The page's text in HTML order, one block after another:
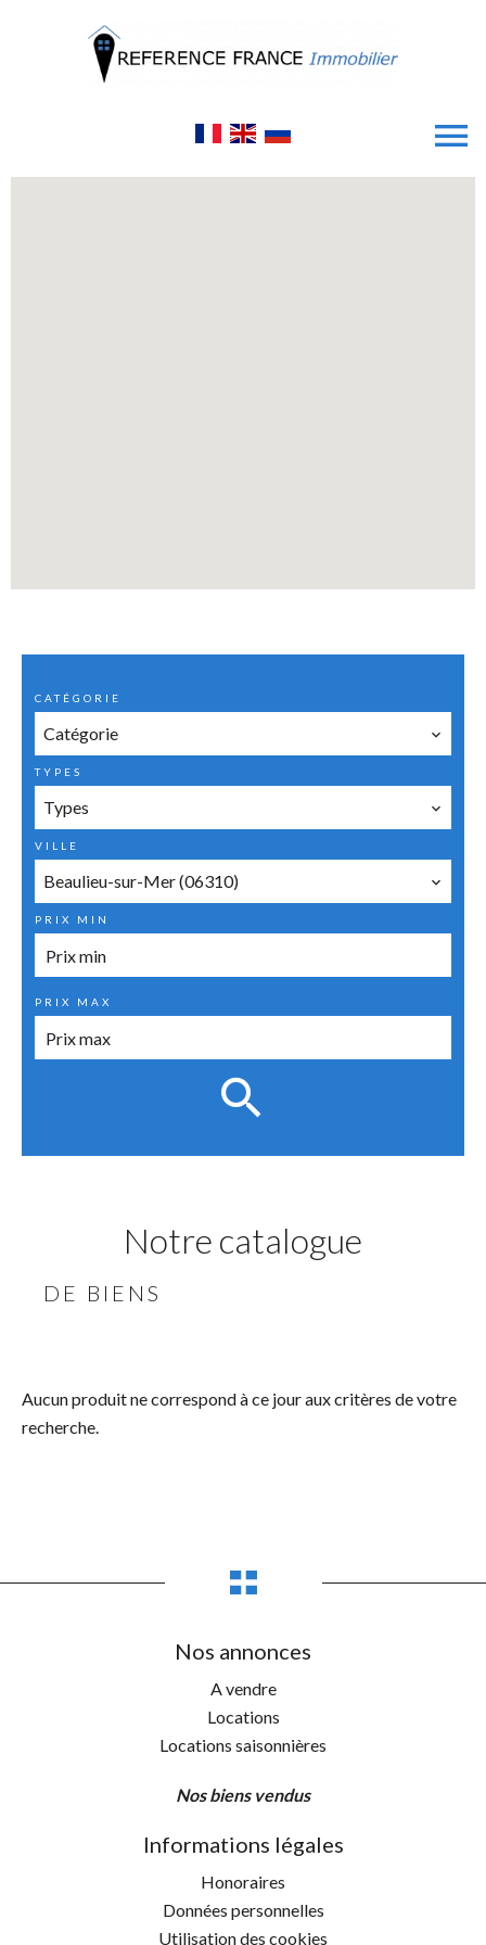
Notre catalogue
DE BIENS
Aucun produit ne correspond à ce jour aux critères de votre
recherche.
CATÉGORIE
Catégorie
TYPES
Types
VILLE
Beaulieu-sur-Mer (06310)
PRIX MIN
PRIX MAX
Nos annonces
A vendre
Locations
Locations saisonnières
Nos biens vendus
Informations légales
Honoraires
Données personnelles
Utilisation des cookies